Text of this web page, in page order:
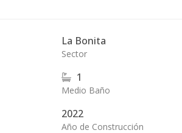
La Bonita
Sector
1
Medio Baño
2022
Año de Construcción